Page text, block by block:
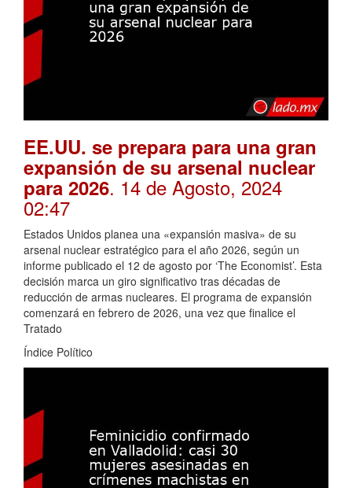
EE.UU. se prepara para una gran
expansión de su arsenal nuclear
para 2026. 14 de Agosto, 2024
02:47
Estados Unidos planea una «expansión masiva» de su
arsenal nuclear estratégico para el año 2026, según un
informe publicado el 12 de agosto por ‘The Economist’. Esta
decisión marca un giro significativo tras décadas de
reducción de armas nucleares. El programa de expansión
comenzará en febrero de 2026, una vez que finalice el
Tratado
Índice Político